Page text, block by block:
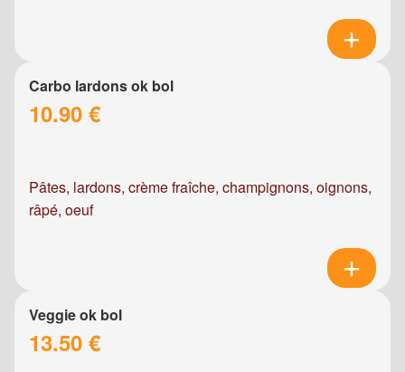
Carbo lardons ok bol
10.90 €
Pâtes, lardons, crème fraîche, champignons, oignons,
râpé, oeuf
Veggie ok bol
13.50 €